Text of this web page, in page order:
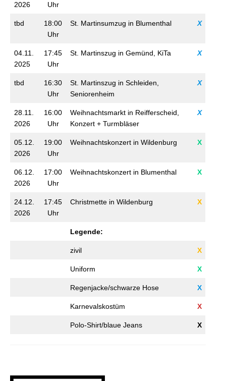
2026
Uhr
tbd
18:00
Uhr
St. Martinsumzug in Blumenthal X
04.11.
2025
17:45
Uhr
St. Martinszug in Gemünd, KiTa X
tbd
16:30
Uhr
St. Martinszug in Schleiden,
Seniorenheim
X
28.11.
2026
16:00
Uhr
Weihnachtsmarkt in Reifferscheid,
Konzert + Turmbläser
X
05.12.
2026
19:00
Uhr
Weihnachtskonzert in Wildenburg X
06.12.
2026
17:00
Uhr
Weihnachtskonzert in Blumenthal X
24.12.
2026
17:45
Uhr
Christmette in Wildenburg X
Legende:
zivil X
Uniform X
Regenjacke/schwarze Hose X
Karnevalskostüm X
Polo-Shirt/blaue Jeans X